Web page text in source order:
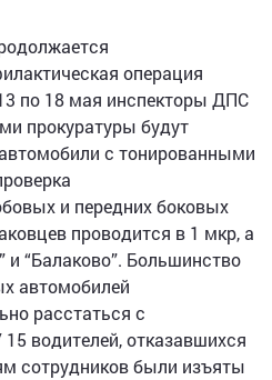
операция
по 18 мая инспекторы ДПС
прокуратуры будут
с тонированными
и передних боковых
проводится в 1 мкр, а
и “Балаково”. Большинство
автомобилей
расстаться с
водителей, отказавшихся
сотрудников были изъяты